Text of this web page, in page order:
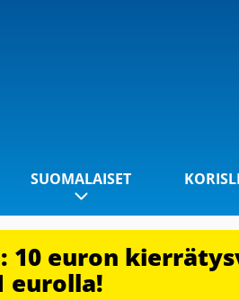
SUOMALAISET
10 euron
eurolla!